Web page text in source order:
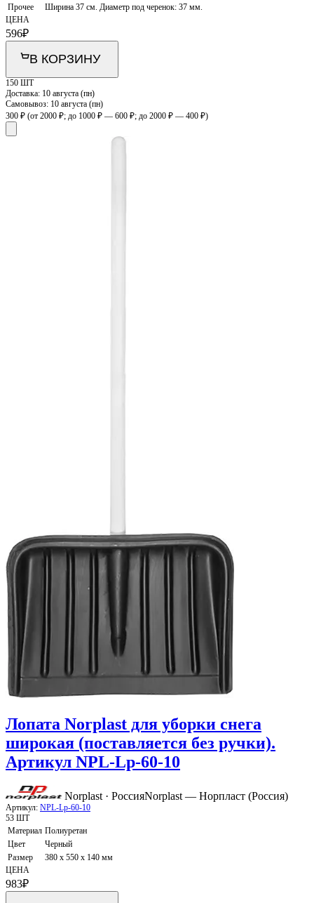
Прочее
Ширина 37 см. Диаметр под черенок: 37 мм.
ЦЕНА
596₽
В КОРЗИНУ
150 ШТ
Доставка: 10 августа (пн)
Самовывоз: 10 августа (пн)
300 ₽ (от 2000 ₽; до 1000 ₽ — 600 ₽; до 2000 ₽ — 400 ₽)
Лопата Norplast для уборки снега
широкая (поставляется без ручки).
Артикул NPL-Lp-60-10
Norplast · РоссияNorplast — Норпласт (Россия)
Артикул: NPL-Lp-60-10
53 ШТ
Материал Полиуретан
Цвет
Черный
Размер
380 x 550 x 140 мм
ЦЕНА
983₽